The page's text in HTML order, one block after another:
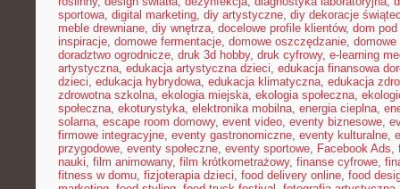
sportowa, digital marketing, diy artystyczne, diy dekoracje
meble drewniane, diy wnętrza, docelowe profile klientów, dom
inspiracje, domowe fermentacje, domowe oszczędzanie, domowe
doradztwo ogrodnicze, druk 3d hobby, druk cyfrowy, e-learning
artystyczna, edukacja artystyczna dzieci, edukacja finansowa
dzieci, edukacja hybrydowa, edukacja klimatyczna, edukacja
zdrowotna szkolna, ekologia miejska, ekologia społeczna,
społeczna, ekoturystyka, elektronika mobilna, energia cieplna,
solarna, escape room domowy, event video, eventy biznesowe,
firmowe integracyjne, eventy gastronomiczne, eventy kulturalne,
przygodowe, eventy społeczne, eventy sportowe, Facebook Ads,
nauki, film animowany, film krótkometrażowy, finanse cyfrowe,
fitness w domu, fizjoterapia dzieci, food delivery online, food